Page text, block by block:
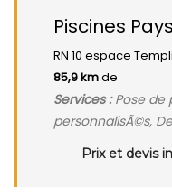
Piscines
RN 10 espace
85,9 kmde
Services :Pose de
personnalisÃ©s,
Prix et devis